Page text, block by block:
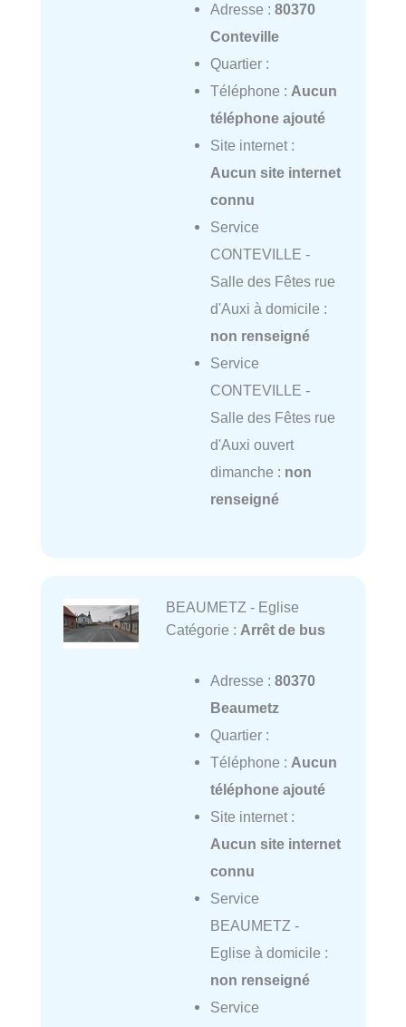
Adresse : 80370
Conteville
Quartier :
Téléphone : Aucun
téléphone ajouté
Site internet :
Aucun site internet
connu
Service
CONTEVILLE -
Salle des Fêtes rue
d'Auxi à domicile :
non renseigné
Service
CONTEVILLE -
Salle des Fêtes rue
d'Auxi ouvert
dimanche : non
renseigné
BEAUMETZ - Eglise
Catégorie : Arrêt de bus
Adresse : 80370
Beaumetz
Quartier :
Téléphone : Aucun
téléphone ajouté
Site internet :
Aucun site internet
connu
Service
BEAUMETZ -
Eglise à domicile :
non renseigné
Service